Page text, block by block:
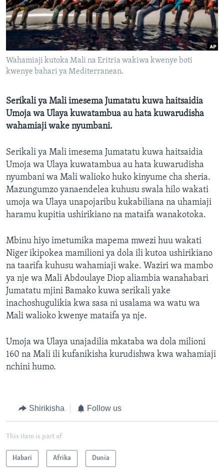
Wahamiaji kutoka Mali na Eritria wakiwa kwenye boti
kwenye bahari ya Mediterranean.
Serikali ya Mali imesema Jumatatu kuwa haitsaidia
Umoja wa Ulaya kuwatambua au hata kuwarudisha
wahamiaji wake nyumbani.
Serikali ya Mali imesema Jumatatu kuwa haitsaidia
Umoja wa Ulaya kuwatambua au hata kuwarudisha
nyumbani wa Mali walioko huko kinyume cha sheria.
Mazungumzo yanaendelea kuhusu swala hilo wakati
umoja wa Ulaya unapojaribu kukabiliana na uhamiaji
haramu kupitia ushirikiano na mataifa wanakotoka.
Mbinu hiyo imetumika mapema mwezi huu wakati
Niger ikipokea mamilioni ya dola ili kutoa ushirikiano
na taarifa kuhusu wahamiaji wake. Waziri wa mambo
ya nje wa Mali Abdoulaye Diop aliambia wanahabari
Jumatatu mjini Bamako kuwa serikali yake
inachoshugulikia kwa sasa ni usalama wa watu wa
Mali walioko kwenye mataifa ya nje.
Umoja wa Ulaya unajadilia mkataba wa dola milioni
160 na Mali ili kufanikisha kurudishwa kwa wahamiaji
nchini humo.
Shirikisha Follow us
This item is part of
Habari Afrika Dunia